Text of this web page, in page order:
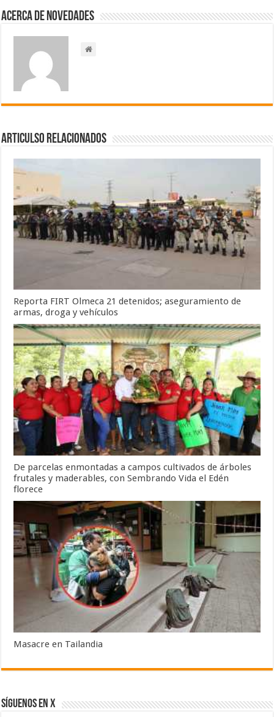
Acerca de NOVEDADES
Articulso Relacionados
Reporta FIRT Olmeca 21 detenidos; aseguramiento de
armas, droga y vehículos
De parcelas enmontadas a campos cultivados de árboles
frutales y maderables, con Sembrando Vida el Edén
florece
Masacre en Tailandia
SÍGUENOS EN X